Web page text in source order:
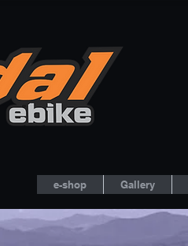
e-shop Gallery